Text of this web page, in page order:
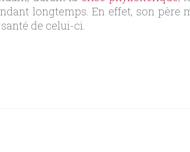
longtemps. En effet, son père
de celui-ci.